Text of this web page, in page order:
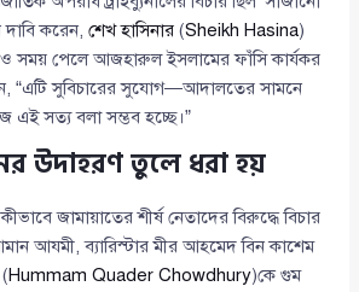
দাবি করেন,শেখ হাসিনার (Sheikh Hasina)
সময় পেলে আজহারুল ইসলামের ফাঁসি কার্যকর
“এটি সুবিচারের সুযোগ—আদালতের সামনে
সত্য বলা সম্ভব হচ্ছে।”
উদাহরণ তুলে ধরা হয়
জামায়াতের শীর্ষ নেতাদের বিরুদ্ধে বিচার
আযমী, ব্যারিস্টার মীর আহমেদ বিন কাশেম
(Hummam Quader Chowdhury)কে গুম